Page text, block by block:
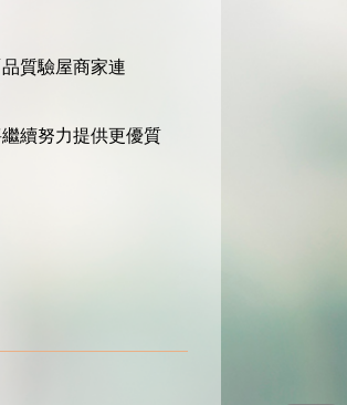
質驗屋商家連
續努力提供更優質